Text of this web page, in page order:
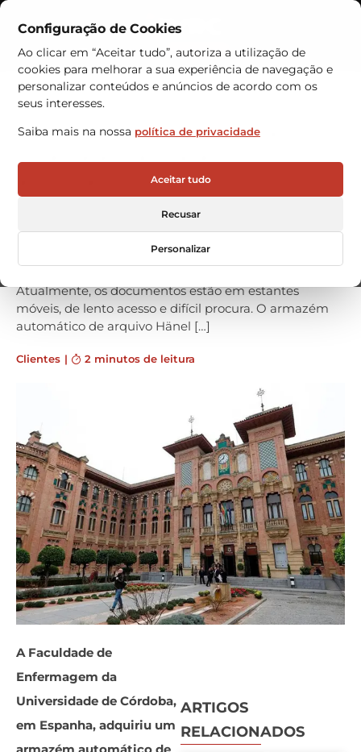
Configuração de Cookies
Ao clicar em “Aceitar tudo”, autoriza a utilização de
cookies para melhorar a sua experiência de navegação e
personalizar conteúdos e anúncios de acordo com os
seus interesses.
Saiba mais na nossa política de privacidade
Aceitar tudo
Recusar
Personalizar
Contactos
Universidade de Córdoba
investe em armazém
automático para arquivo
A Faculdade de Enfermagem da Universidade de
Córdoba, em Espanha, adquiriu um armazém
automático de arquivo Hänel, para o seu novo
armazém. O objetivo principal é o armazenamento
Atualmente, os documentos estão em estantes
móveis, de lento acesso e difícil procura. O armazém
automático de arquivo Hänel […]
Clientes | 2 minutos de leitura
A Faculdade de
Enfermagem da
Universidade de Córdoba,
em Espanha, adquiriu um
ARTIGOS
RELACIONADOS